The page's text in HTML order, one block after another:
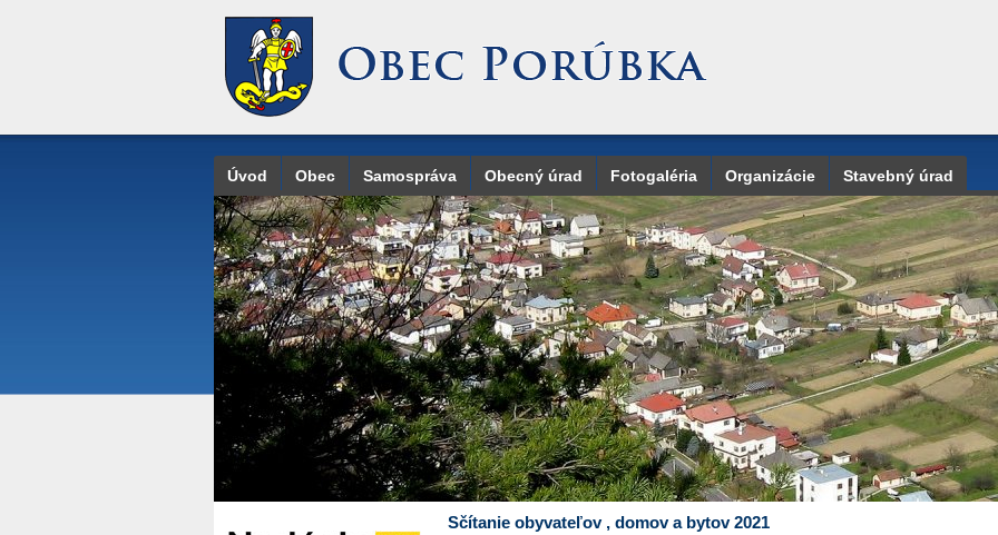
Úvod Obec Samospráva Obecný úrad Fotogaléria Organizácie Stavebný úrad
Sčítanie obyvateľov , domov a bytov 2021